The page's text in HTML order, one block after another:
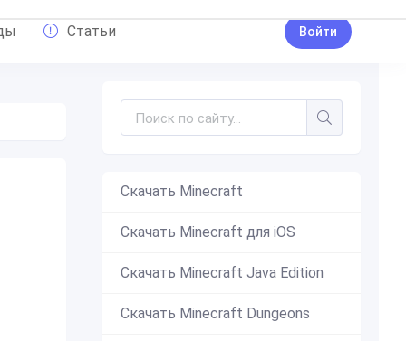
Статьи Войти
Скачать Minecraft
Скачать Minecraft для iOS
Скачать Minecraft Java Edition
Скачать Minecraft Dungeons